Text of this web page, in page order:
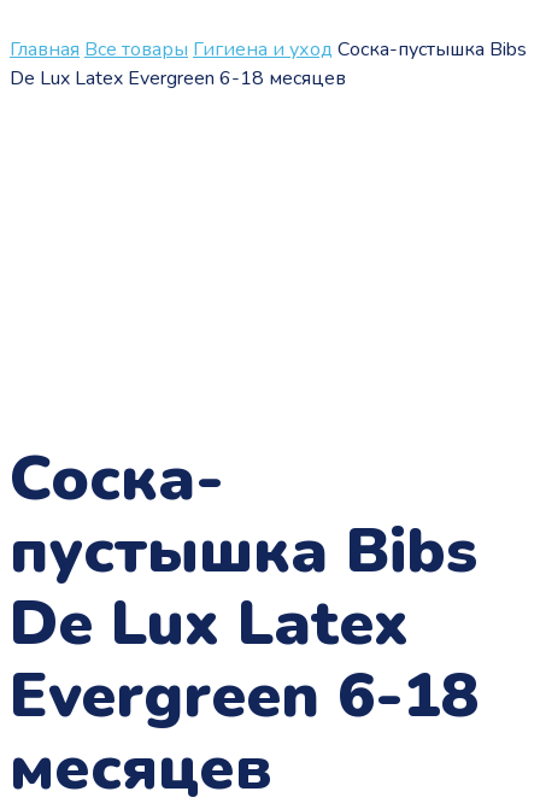
Главная Все товары Гигиена и уход Соска-пустышка Bibs
De Lux Latex Evergreen 6-18 месяцев
Соска-
пустышка Bibs
De Lux Latex
Evergreen 6-18
месяцев